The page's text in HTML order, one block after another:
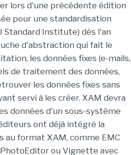
lors d'une précédente édition
pour une standardisation
Standard Institute) dès l'an
d'abstraction qui fait le
les données fixes (e-mails,
de traitement des données,
les données fixes sans
servi à les créer. XAM devra
données d'un sous-système
ont déjà intégré la
au format XAM, comme EMC
ou Vignette avec